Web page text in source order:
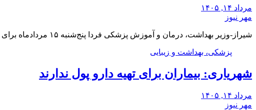
مرداد ۱۴, ۱۴۰۵
مهر نیوز
شیراز-وزیر بهداشت، درمان و آموزش پزشکی فردا پنج‌شنبه ۱۵ مردادماه برای افتتاح سه پروژه مهم سلامت‌محور…
پزشکی، بهداشت و زیبایی
شهریاری: بیماران برای تهیه دارو پول ندارند
مرداد ۱۴, ۱۴۰۵
مهر نیوز